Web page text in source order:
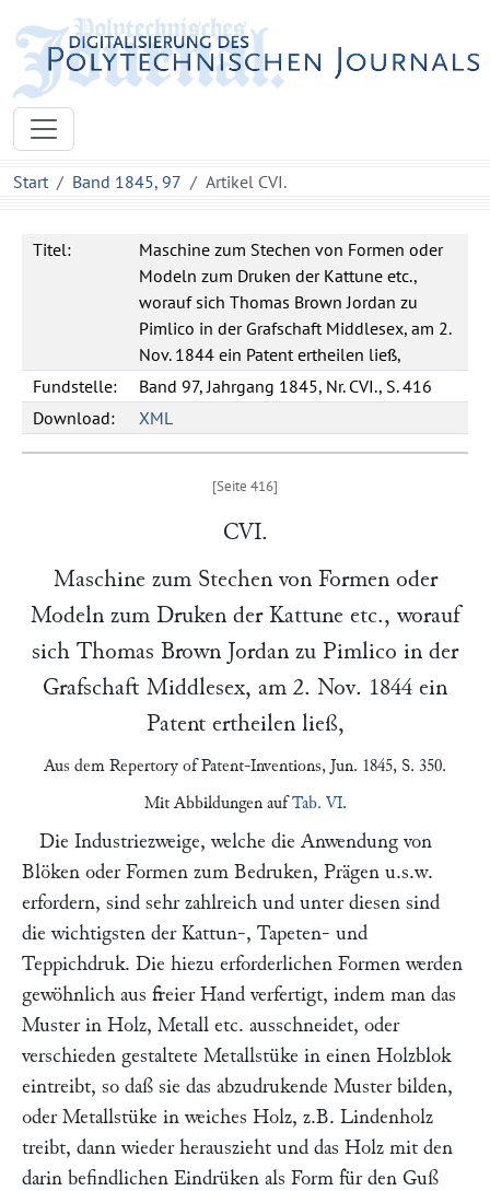
Start Band 1845, 97 Artikel CVI.
Titel:
Maschine zum Stechen von Formen oder
Modeln zum Druken der Kattune etc.,
worauf sich Thomas Brown Jordan zu
Pimlico in der Grafschaft Middlesex, am 2.
Nov. 1844 ein Patent ertheilen ließ,
Fundstelle:
Band 97, Jahrgang 1845, Nr. CVI., S. 416
Download:
XML
CVI.
Maschine zum Stechen von Formen oder
Modeln zum Druken der Kattune etc., worauf
sich Thomas Brown Jordan zu Pimlico in der
Grafschaft Middlesex, am 2. Nov. 1844 ein
Patent ertheilen ließ,
Aus dem Repertory of Patent-Inventions, Jun. 1845, S. 350.
Mit Abbildungen aufTab. VI.
Die Industriezweige, welche die Anwendung von
Blöken oder Formen zum Bedruken, Prägen u.s.w.
erfordern, sind sehr zahlreich und unter diesen sind
die wichtigsten der Kattun-, Tapeten- und
Teppichdruk. Die hiezu erforderlichen Formen werden
gewöhnlich aus freier Hand verfertigt, indem man das
Muster in Holz, Metall etc. ausschneidet, oder
verschieden gestaltete Metallstüke in einen Holzblok
eintreibt, so daß sie das abzudrukende Muster bilden,
oder Metallstüke in weiches Holz, z.B. Lindenholz
treibt, dann wieder herauszieht und das Holz mit den
darin befindlichen Eindrüken als Form für den Guß